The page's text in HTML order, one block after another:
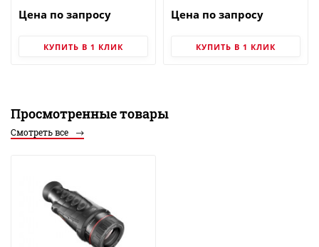
бинокль с охлаждением |
Цена по запросу
КУПИТЬ В 1 КЛИК
портативный бинокль |
Цена по запросу
КУПИТЬ В 1 КЛИК
Просмотренные товары
Смотреть все